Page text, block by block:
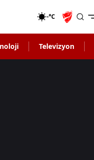
-°C
Televizyon